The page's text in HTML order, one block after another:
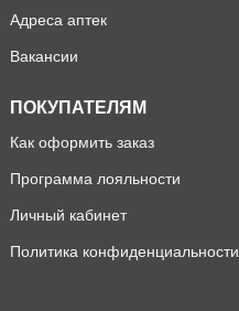
Адреса аптек
Вакансии
ПОКУПАТЕЛЯМ
Как оформить заказ
Программа лояльности
Личный кабинет
Политика конфиденциальности